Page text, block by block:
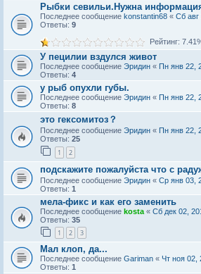
Рыбки севильи.Нужна
Последнее сообщение konstantin68 « Сб авг
Ответы: 9
Рейтинг:
У пецилии вздулся живот
Последнее сообщение Эридин « Пн янв 22,
Ответы: 4
у рыб опухли губы.
Последнее сообщение Эридин « Пн янв 22,
Ответы: 8
это гексомитоз？
Последнее сообщение Эридин « Пн янв 22,
Ответы: 25
1 2
подскажите пожалуйста что с
Последнее сообщение Эридин « Ср янв 03,
Ответы: 1
мела-фикс и как его заменить
Последнее сообщение kosta « Сб дек 02,
Ответы: 35
1 2 3
Мал клоп, да...
Последнее сообщение Gariman « Чт ноя 02,
Ответы: 1